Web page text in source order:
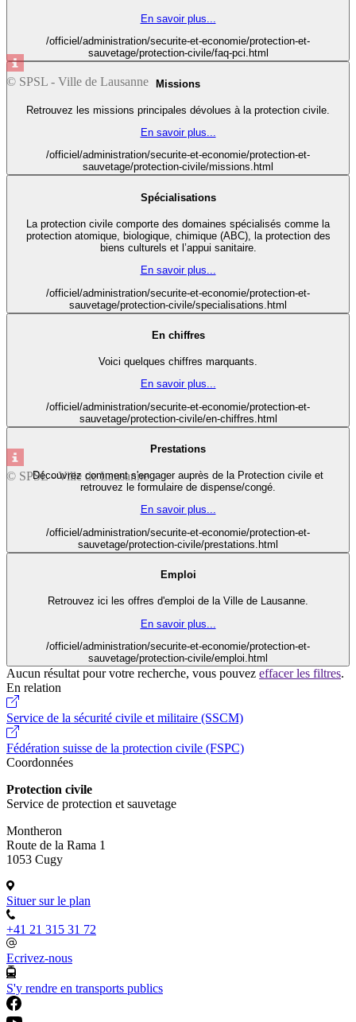
© SPSL - Ville de Lausanne
© SPSL - Ville de Lausanne
© SPSL - Ville de Lausanne
Previous Next
En savoir plus...
/officiel/administration/securite-et-economie/protection-et-
sauvetage/protection-civile/faq-pci.html
Missions
Retrouvez les missions principales dévolues à la protection civile.
En savoir plus...
/officiel/administration/securite-et-economie/protection-et-
sauvetage/protection-civile/missions.html
Spécialisations
La protection civile comporte des domaines spécialisés comme la
protection atomique, biologique, chimique (ABC), la protection des
biens culturels et l’appui sanitaire.
En savoir plus...
/officiel/administration/securite-et-economie/protection-et-
sauvetage/protection-civile/specialisations.html
En chiffres
Voici quelques chiffres marquants.
En savoir plus...
/officiel/administration/securite-et-economie/protection-et-
sauvetage/protection-civile/en-chiffres.html
Prestations
Découvrez comment s'engager auprès de la Protection civile et
retrouvez le formulaire de dispense/congé.
En savoir plus...
/officiel/administration/securite-et-economie/protection-et-
sauvetage/protection-civile/prestations.html
Emploi
Retrouvez ici les offres d'emploi de la Ville de Lausanne.
En savoir plus...
/officiel/administration/securite-et-economie/protection-et-
sauvetage/protection-civile/emploi.html
Aucun résultat pour votre recherche, vous pouvez effacer les filtres.
En relation
Service de la sécurité civile et militaire (SSCM)
Fédération suisse de la protection civile (FSPC)
Coordonnées
Protection civile
Service de protection et sauvetage
Montheron
Route de la Rama 1
1053 Cugy
Situer sur le plan
+41 21 315 31 72
Ecrivez-nous
S'y rendre en transports publics